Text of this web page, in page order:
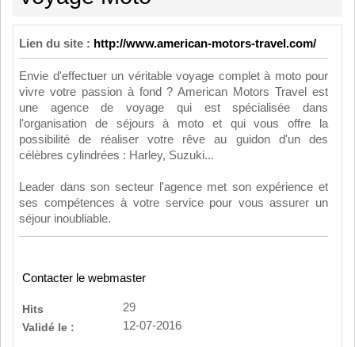
Lien du site : http://www.american-motors-travel.com/
Envie d'effectuer un véritable voyage complet à moto pour
vivre votre passion à fond ? American Motors Travel est
une agence de voyage qui est spécialisée dans
l'organisation de séjours à moto et qui vous offre la
possibilité de réaliser votre rêve au guidon d'un des
célèbres cylindrées : Harley, Suzuki...
Leader dans son secteur l'agence met son expérience et
ses compétences à votre service pour vous assurer un
séjour inoubliable.
Contacter le webmaster
Hits
29
Validé le :
12-07-2016